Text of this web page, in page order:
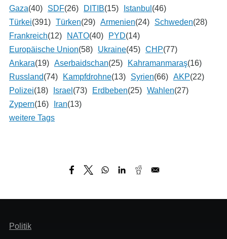
Gaza(40) SDF(26) DITIB(15) Istanbul (46)
Türkei(391) Türken(29) Armenien(24) Schweden(28)
Frankreich(12) NATO(40) PYD(14)
Europäische Union(58) Ukraine(45) CHP(77)
Ankara(19) Aserbaidschan(25) Kahramanmaraş(16)
Russland(74) Kampfdrohne(13) Syrien(66) AKP(22)
Polizei(18) Israel (73) Erdbeben(25) Wahlen(27)
Zypern(16) Iran(13)
weitere Tags
Header
Politik